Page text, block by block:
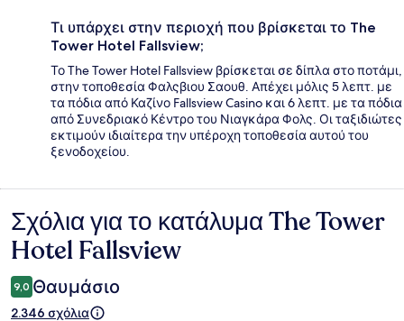
Τι υπάρχει στην περιοχή που βρίσκεται το The
Tower Hotel Fallsview;
Το The Tower Hotel Fallsview βρίσκεται σε δίπλα στο ποτάμι,
στην τοποθεσία Φαλςβιου Σαουθ. Απέχει μόλις 5 λεπτ. με
τα πόδια από Καζίνο Fallsview Casino και 6 λεπτ. με τα πόδια
από Συνεδριακό Κέντρο του Νιαγκάρα Φολς. Οι ταξιδιώτες
εκτιμούν ιδιαίτερα την υπέροχη τοποθεσία αυτού του
ξενοδοχείου.
Σχόλια
Σχόλια για το κατάλυμα The Tower
Hotel Fallsview
9,0 Θαυμάσιο
2.346 σχόλια